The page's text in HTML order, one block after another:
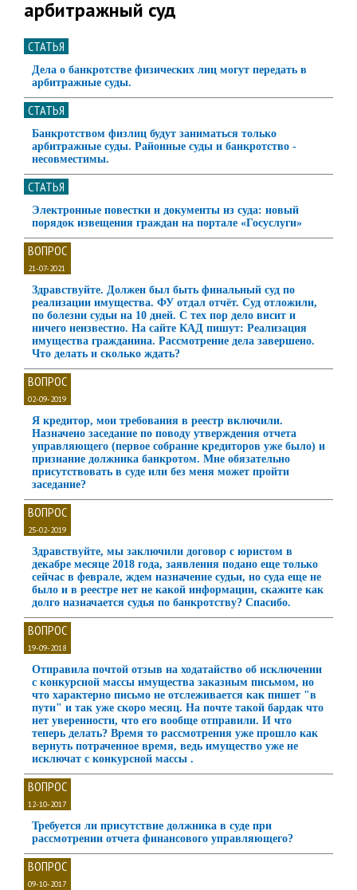
арбитражный суд
СТАТЬЯ
Дела о банкротстве физических лиц могут передать в
арбитражные суды.
СТАТЬЯ
Банкротством физлиц будут заниматься только
арбитражные суды. Районные суды и банкротство -
несовместимы.
СТАТЬЯ
Электронные повестки и документы из суда: новый
порядок извещения граждан на портале «Госуслуги»
ВОПРОС
21-07-2021
Здравствуйте. Должен был быть финальный суд по
реализации имущества. ФУ отдал отчёт. Суд отложили,
по болезни судьи на 10 дней. С тех пор дело висит и
ничего неизвестно. На сайте КАД пишут: Реализация
имущества гражданина. Рассмотрение дела завершено.
Что делать и сколько ждать?
ВОПРОС
02-09-2019
Я кредитор, мои требования в реестр включили.
Назначено заседание по поводу утверждения отчета
управляющего (первое собрание кредиторов уже было) и
признание должника банкротом. Мне обязательно
присутствовать в суде или без меня может пройти
заседание?
ВОПРОС
25-02-2019
Здравствуйте, мы заключили договор с юристом в
декабре месяце 2018 года, заявления подано еще только
сейчас в феврале, ждем назначение судьи, но суда еще не
было и в реестре нет не какой информации, скажите как
долго назначается судья по банкротству? Спасибо.
ВОПРОС
19-09-2018
Отправила почтой отзыв на ходатайство об исключении
с конкурсной массы имущества заказным письмом, но
что характерно письмо не отслеживается как пишет "в
пути" и так уже скоро месяц. На почте такой бардак что
нет уверенности, что его вообще отправили. И что
теперь делать? Время то рассмотрения уже прошло как
вернуть потраченное время, ведь имущество уже не
исключат с конкурсной массы .
ВОПРОС
12-10-2017
Требуется ли присутствие должника в суде при
рассмотрении отчета финансового управляющего?
ВОПРОС
09-10-2017